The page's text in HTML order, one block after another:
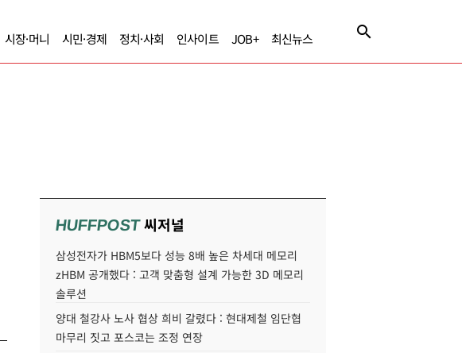
시장·머니 시민·경제 정치·사회 인사이트 JOB+ 최신뉴스
HUFFPOST씨저널
삼성전자가 HBM5보다 성능 8배 높은 차세대 메모리
zHBM 공개했다 : 고객 맞춤형 설계 가능한 3D 메모리
솔루션
양대 철강사 노사 협상 희비 갈렸다 : 현대제철 임단협
마무리 짓고 포스코는 조정 연장